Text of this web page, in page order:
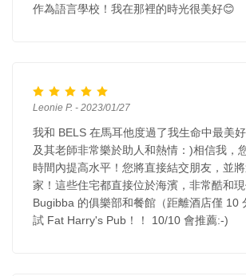
作為語言學校！我在那裡的時光很美好😊
Leonie P. - 2023/01/27
我和 BELS 在馬耳他度過了我生命中最美
及其老師非常樂於助人和熱情：)相信我，
時間內提高水平！您將直接結交朋友，並
家！這些住宅都直接位於海濱，非常酷和
Bugibba 的俱樂部和餐館（距離酒店僅 10
試 Fat Harry's Pub！！ 10/10 會推薦:-)